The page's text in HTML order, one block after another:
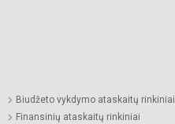
Biudžeto vykdymo ataskaitų rinkiniai
Finansinių ataskaitų rinkiniai